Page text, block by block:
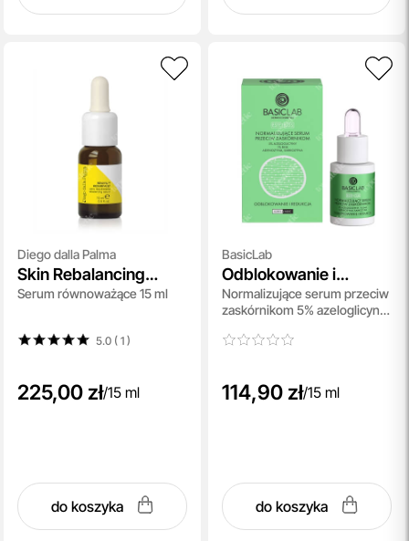
Diego dalla Palma
Skin Rebalancing
Serum
Serum równoważące 15 ml
5.0 ( 1)
225,00 zł/15 ml
do koszyka
BasicLab
Odblokowanie i
Redukcja
Normalizujące serum przeciw
zaskórnikom 5% azeloglicyny i
114,90 zł/15 ml
do koszyka